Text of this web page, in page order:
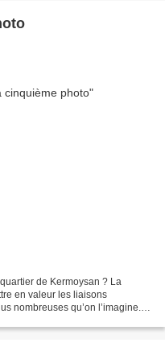
de Kermoysan ? La
en valeur les liaisons
nombreuses qu’on l’imagine.